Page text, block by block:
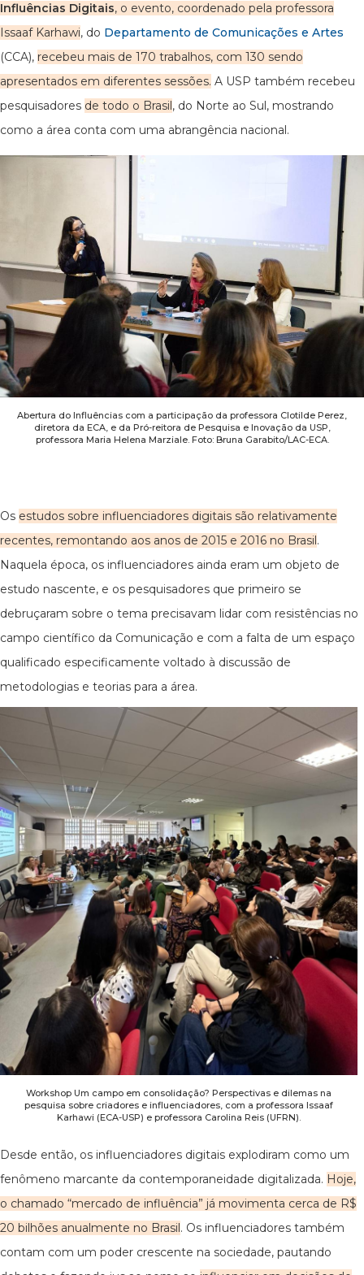
Influências Digitais, o evento, coordenado pela professora
Issaaf Karhawi, do Departamento de Comunicações e Artes
(CCA), recebeu mais de 170 trabalhos, com 130 sendo
apresentados em diferentes sessões. A USP também recebeu
pesquisadores de todo o Brasil, do Norte ao Sul, mostrando
como a área conta com uma abrangência nacional.
Abertura do Influências com a participação da professora Clotilde Perez,
diretora da ECA, e da Pró-reitora de Pesquisa e Inovação da USP,
professora Maria Helena Marziale. Foto: Bruna Garabito/LAC-ECA.
Os estudos sobre influenciadores digitais são relativamente
recentes, remontando aos anos de 2015 e 2016 no Brasil.
Naquela época, os influenciadores ainda eram um objeto de
estudo nascente, e os pesquisadores que primeiro se
debruçaram sobre o tema precisavam lidar com resistências no
campo científico da Comunicação e com a falta de um espaço
qualificado especificamente voltado à discussão de
metodologias e teorias para a área.
Workshop Um campo em consolidação? Perspectivas e dilemas na
pesquisa sobre criadores e influenciadores, com a professora Issaaf
Karhawi (ECA-USP) e professora Carolina Reis (UFRN).
Desde então, os influenciadores digitais explodiram como um
fenômeno marcante da contemporaneidade digitalizada. Hoje,
o chamado “mercado de influência” já movimenta cerca de R$
20 bilhões anualmente no Brasil. Os influenciadores também
contam com um poder crescente na sociedade, pautando